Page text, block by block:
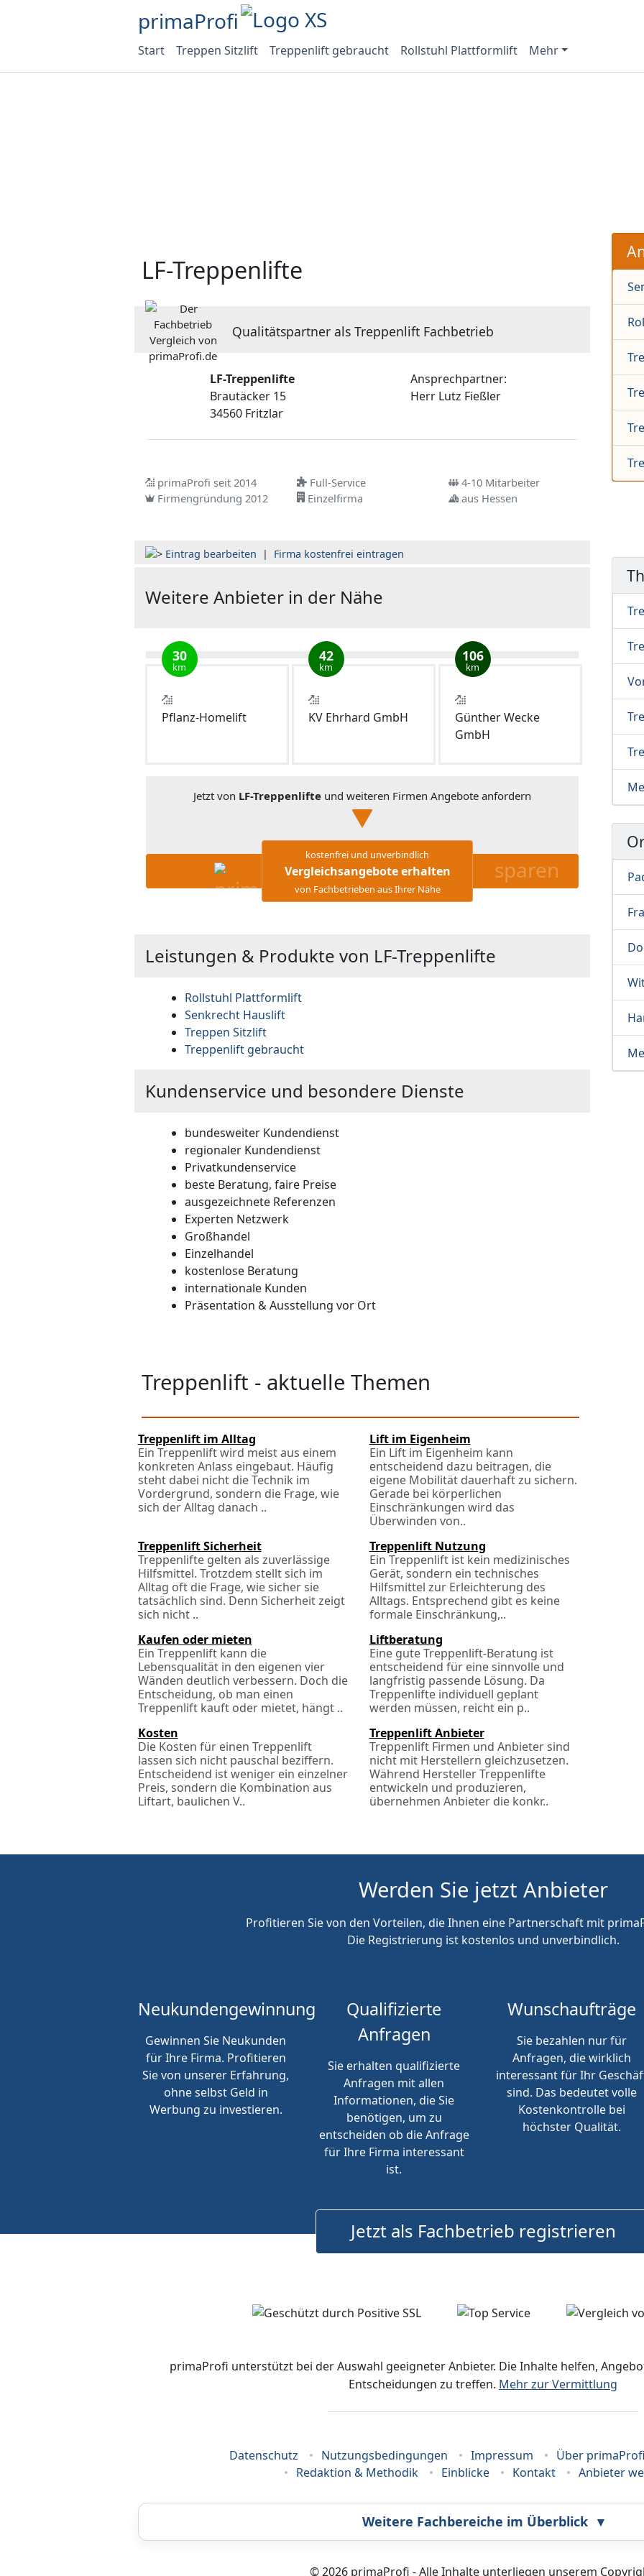
primaProfi
Start Treppen Sitzlift Treppenlift gebraucht Rollstuhl Plattformlift Mehr
LF-Treppenlifte
Qualitätspartner als Treppenlift Fachbetrieb
LF-Treppenlifte
Brautäcker 15
34560 Fritzlar
Ansprechpartner:
Herr Lutz Fießler
primaProfi seit 2014 Full-Service
4-10 Mitarbeiter
Firmengründung 2012
Einzelfirma aus Hessen
Eintrag bearbeiten | Firma kostenfrei eintragen
Weitere Anbieter in der Nähe
30
km
Pflanz-Homelift
42
km
KV Ehrhard GmbH
106
km
Günther Wecke
GmbH
Jetzt von LF-Treppenlifteund weiteren Firmen Angebote anfordern
kostenfrei und unverbindlich
Vergleichsangebote erhalten
von Fachbetrieben aus Ihrer Nähe
sparen
Leistungen & Produkte von LF-Treppenlifte
Rollstuhl Plattformlift
Senkrecht Hauslift
Treppen Sitzlift
Treppenlift gebraucht
Kundenservice und besondere Dienste
bundesweiter Kundendienst
regionaler Kundendienst
Privatkundenservice
beste Beratung, faire Preise
ausgezeichnete Referenzen
Experten Netzwerk
Großhandel
Einzelhandel
kostenlose Beratung
internationale Kunden
Präsentation & Ausstellung vor Ort
Treppenlift - aktuelle Themen
Treppenlift im Alltag
Ein Treppenlift wird meist aus einem
konkreten Anlass eingebaut. Häufig
steht dabei nicht die Technik im
Vordergrund, sondern die Frage, wie
sich der Alltag danach ..
Lift im Eigenheim
Ein Lift im Eigenheim kann
entscheidend dazu beitragen, die
eigene Mobilität dauerhaft zu sichern.
Gerade bei körperlichen
Einschränkungen wird das
Überwinden von..
Treppenlift Sicherheit
Treppenlifte gelten als zuverlässige
Hilfsmittel. Trotzdem stellt sich im
Alltag oft die Frage, wie sicher sie
tatsächlich sind. Denn Sicherheit zeigt
sich nicht ..
Treppenlift Nutzung
Ein Treppenlift ist kein medizinisches
Gerät, sondern ein technisches
Hilfsmittel zur Erleichterung des
Alltags. Entsprechend gibt es keine
formale Einschränkung,..
Kaufen oder mieten
Ein Treppenlift kann die
Lebensqualität in den eigenen vier
Wänden deutlich verbessern. Doch die
Entscheidung, ob man einen
Treppenlift kauft oder mietet, hängt ..
Liftberatung
Eine gute Treppenlift-Beratung ist
entscheidend für eine sinnvolle und
langfristig passende Lösung. Da
Treppenlifte individuell geplant
werden müssen, reicht ein p..
Kosten
Die Kosten für einen Treppenlift
lassen sich nicht pauschal beziffern.
Entscheidend ist weniger ein einzelner
Preis, sondern die Kombination aus
Liftart, baulichen V..
Treppenlift Anbieter
Treppenlift Firmen und Anbieter sind
nicht mit Herstellern gleichzusetzen.
Während Hersteller Treppenlifte
entwickeln und produzieren,
übernehmen Anbieter die konkr..
Werden Sie jetzt Anbieter
Profitieren Sie von den Vorteilen, die Ihnen eine Partnerschaft mit
Die Registrierung ist kostenlos und unverbindlich.
Neukundengewinnung
Gewinnen Sie Neukunden
für Ihre Firma. Profitieren
Sie von unserer Erfahrung,
ohne selbst Geld in
Werbung zu investieren.
Qualifizierte
Anfragen
Sie erhalten qualifizierte
Anfragen mit allen
Informationen, die Sie
benötigen, um zu
entscheiden ob die Anfrage
für Ihre Firma interessant
ist.
Wunschaufträge
Sie bezahlen nur für
Anfragen, die wirklich
interessant für Ihr
sind. Das bedeutet volle
Kostenkontrolle bei
höchster Qualität.
Jetzt als Fachbetrieb registrieren
primaProfi unterstützt bei der Auswahl geeigneter Anbieter. Die Inhalte helfen,
Entscheidungen zu treffen. Mehr zur Vermittlung
Datenschutz Nutzungsbedingungen Impressum Über primaProfi
Redaktion & Methodik
Einblicke Kontakt Anbieter
Weitere Fachbereiche im Überblick ▾
Bestatter Callcenter
© 2026 primaProfi - Alle Inhalte unterliegen unserem